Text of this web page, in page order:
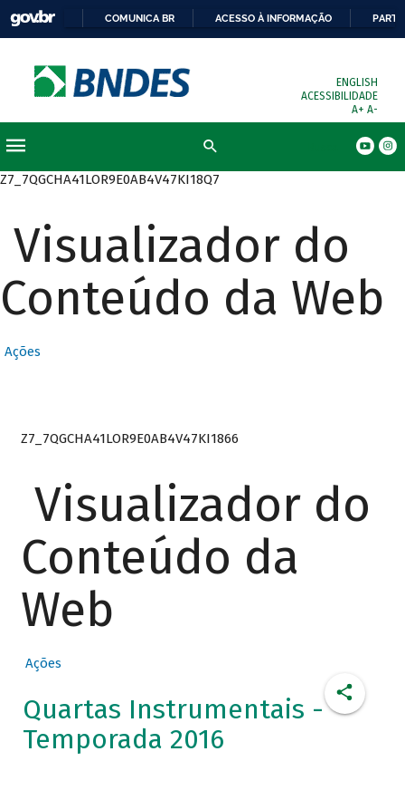
COMUNICA BR ACESSO À INFORMAÇÃO
ENGLISH
ACESSIBILIDADE
A+ A-
Z7_7QGCHA41LOR9E0AB4V47KI18Q7
Visualizador do
Conteúdo da Web
Ações
Z7_7QGCHA41LOR9E0AB4V47KI1866
Visualizador do
Conteúdo da
Web
Ações
Quartas Instrumentais -
Temporada 2016